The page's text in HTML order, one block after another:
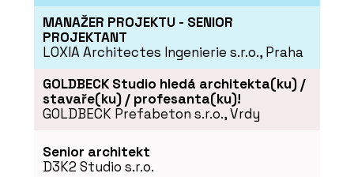
Aplikace Twinmotion - CEGRA
MANAŽER PROJEKTU - SENIOR
PROJEKTANT
LOXIA Architectes Ingenierie s.r.o., Praha
GOLDBECK Studio hledá architekta(ku) /
stavaře(ku) / profesanta(ku)!
GOLDBECK Prefabeton s.r.o., Vrdy
Senior architekt
D3K2 Studio s.r.o.